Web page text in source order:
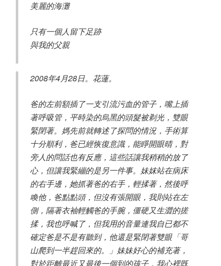
美麗的海灘
只有一個人留下足跡
與我的父親
2008年4月28日。花蓮。
爸的左前額插了一支引流污血的管子，嘴上插
著呼吸管，平時染的烏黑的頭髮被剃光，雙眼
緊閉著。媽先前就轉述了探問的情況，手術算
十分順利，爸已經恢復意識，能睜開眼晴，對
旁人的問話也有反應，這些話讓我稍稍的放了
心，但讓我緊繃的是另一件事。妹妺站在病床
的右手邊，她抓著爸的右手，輕揉著，然後呼
喚他，爸點點頭，但沒有張開眼，我則站在左
側，隔著衣袖輕觸爸的手腕，僵硬又生澀的搓
揉，我也呼喊了，但我用的音量連我自已都不
確定爸是不是有聽到，他還是緊閉著雙眼「哥
山爬到一半趕回來的。」妹妹好心的補充著，
對於距離最近又最後一個到的孩子，我心裡既